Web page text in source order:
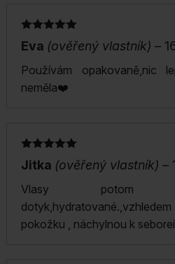
Hodnocení
5z 5
Eva (ověřený vlastník) –
Používám opakovaně,nic
neměla❤️
Hodnocení
5z 5
Jitka (ověřený vlastník) –
Vlasy potom
pokožku , náchylnou k